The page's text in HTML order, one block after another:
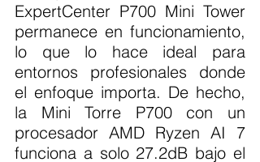
ExpertCenter P700 Mini Tower
permanece en funcionamiento,
lo que lo hace ideal para
entornos profesionales donde
el enfoque importa. De hecho,
la Mini Torre P700 con un
procesador AMD Ryzen AI 7
funciona a solo 27.2dB bajo el